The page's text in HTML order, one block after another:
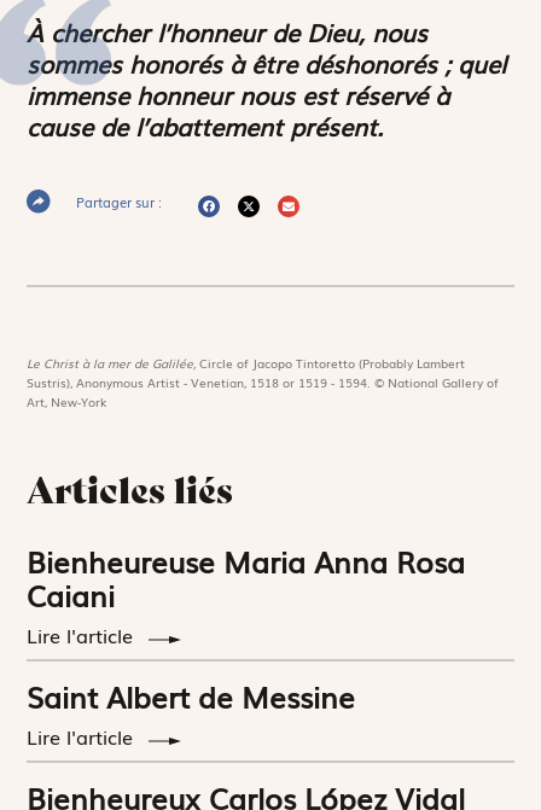
À chercher l’honneur de Dieu, nous
sommes honorés à être déshonorés ; quel
immense honneur nous est réservé à
cause de l’abattement présent.
Partager sur :
Le Christ à la mer de Galilée,Circle of Jacopo Tintoretto (Probably Lambert
Sustris), Anonymous Artist - Venetian, 1518 or 1519 - 1594. © National Gallery of
Art, New-York
Articles liés
Bienheureuse Maria Anna Rosa
Caiani
Lire l'article
Saint Albert de Messine
Lire l'article
Bienheureux Carlos López Vidal